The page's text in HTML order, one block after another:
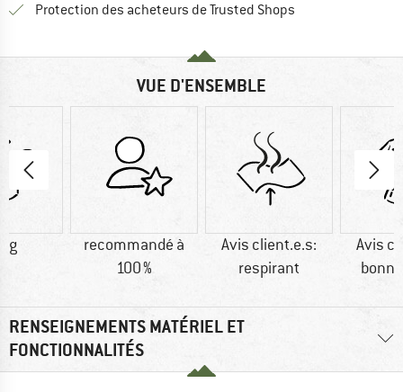
Protection des acheteurs de Trusted Shops
VUE D'ENSEMBLE
g
recommandé à
100 %
Avis client.e.s:
respirant
Avis
RENSEIGNEMENTS MATÉRIEL ET
FONCTIONNALITÉS